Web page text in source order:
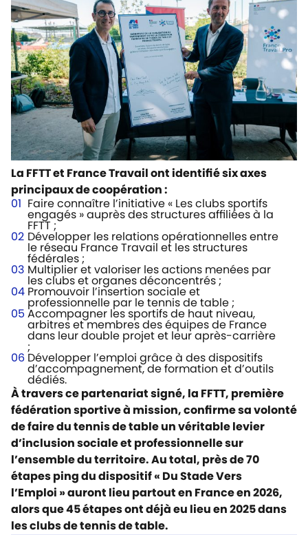
La FFTT et France Travail ont identifié six axes
principaux de coopération :
Faire connaître l’initiative « Les clubs sportifs
engagés » auprès des structures affiliées à la
FFTT ;
Développer les relations opérationnelles entre
le réseau France Travail et les structures
fédérales ;
Multiplier et valoriser les actions menées par
les clubs et organes déconcentrés ;
Promouvoir l’insertion sociale et
professionnelle par le tennis de table ;
Accompagner les sportifs de haut niveau,
arbitres et membres des équipes de France
dans leur double projet et leur après-carrière
;
Développer l’emploi grâce à des dispositifs
d’accompagnement, de formation et d’outils
dédiés.
À travers ce partenariat signé, la FFTT, première
fédération sportive à mission, confirme sa volonté
de faire du tennis de table un véritable levier
d’inclusion sociale et professionnelle sur
l’ensemble du territoire. Au total, près de 70
étapes ping du dispositif « Du Stade Vers
l’Emploi » auront lieu partout en France en 2026,
alors que 45 étapes ont déjà eu lieu en 2025 dans
les clubs de tennis de table.